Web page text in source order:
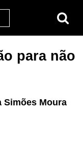
para não
Simões Moura